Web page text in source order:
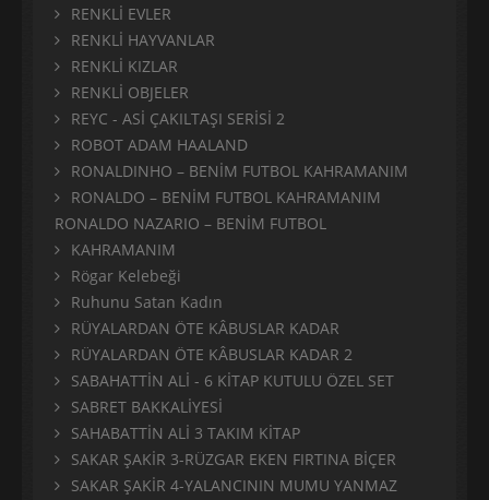
RENKLİ EVLER
RENKLİ HAYVANLAR
RENKLİ KIZLAR
RENKLİ OBJELER
REYC - ASİ ÇAKILTAŞI SERİSİ 2
ROBOT ADAM HAALAND
RONALDINHO – BENİM FUTBOL KAHRAMANIM
RONALDO – BENİM FUTBOL KAHRAMANIM
RONALDO NAZARIO – BENİM FUTBOL
KAHRAMANIM
Rögar Kelebeği
Ruhunu Satan Kadın
RÜYALARDAN ÖTE KÂBUSLAR KADAR
RÜYALARDAN ÖTE KÂBUSLAR KADAR 2
SABAHATTİN ALİ - 6 KİTAP KUTULU ÖZEL SET
SABRET BAKKALİYESİ
SAHABATTİN ALİ 3 TAKIM KİTAP
SAKAR ŞAKİR 3-RÜZGAR EKEN FIRTINA BİÇER
SAKAR ŞAKİR 4-YALANCININ MUMU YANMAZ